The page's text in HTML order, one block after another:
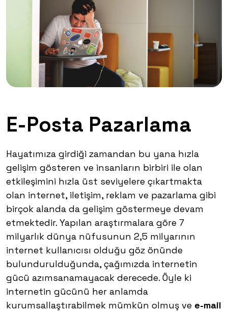
E-Posta Pazarlama
Hayatımıza girdiği zamandan bu yana hızla
gelişim gösteren ve insanların birbiri ile olan
etkileşimini hızla üst seviyelere çıkartmakta
olan internet, iletişim, reklam ve pazarlama gibi
birçok alanda da gelişim göstermeye devam
etmektedir. Yapılan araştırmalara göre 7
milyarlık dünya nüfusunun 2,5 milyarının
internet kullanıcısı olduğu göz önünde
bulundurulduğunda, çağımızda internetin
gücü azımsanamayacak derecede. Öyle ki
internetin gücünü her anlamda
kurumsallaştırabilmek mümkün olmuş ve e-mail